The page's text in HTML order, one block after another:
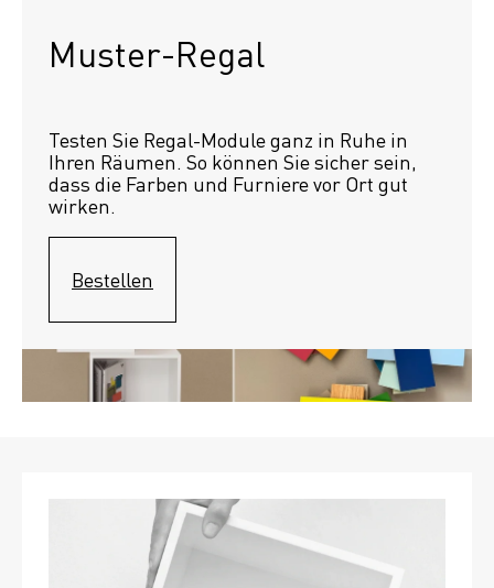
Muster-Regal
Testen Sie Regal-Module ganz in Ruhe in
Ihren Räumen. So können Sie sicher sein,
dass die Farben und Furniere vor Ort gut
wirken.
Bestellen